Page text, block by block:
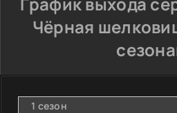
Чёрная
1 сезон